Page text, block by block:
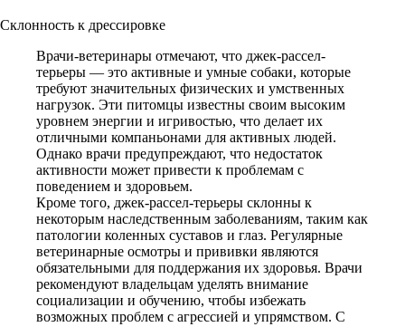
Склонность к дрессировке
Врачи-ветеринары отмечают, что джек-рассел-
терьеры — это активные и умные собаки, которые
требуют значительных физических и умственных
нагрузок. Эти питомцы известны своим высоким
уровнем энергии и игривостью, что делает их
отличными компаньонами для активных людей.
Однако врачи предупреждают, что недостаток
активности может привести к проблемам с
поведением и здоровьем.
Кроме того, джек-рассел-терьеры склонны к
некоторым наследственным заболеваниям, таким как
патологии коленных суставов и глаз. Регулярные
ветеринарные осмотры и прививки являются
обязательными для поддержания их здоровья. Врачи
рекомендуют владельцам уделять внимание
социализации и обучению, чтобы избежать
возможных проблем с агрессией и упрямством. С